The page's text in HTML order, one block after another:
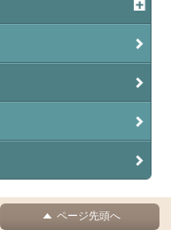
ページ先頭へ